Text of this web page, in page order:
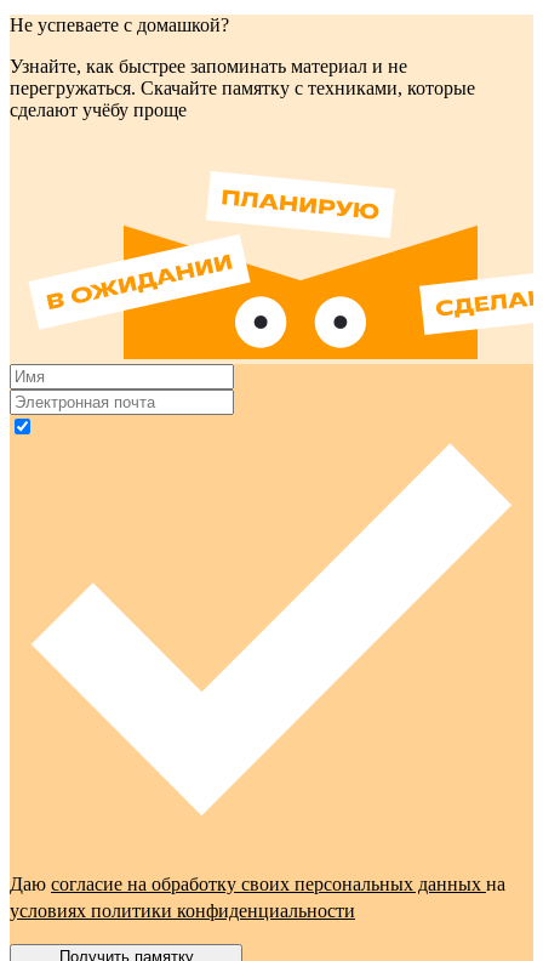
Не успеваете с домашкой?
Узнайте, как быстрее запоминать материал и не
перегружаться. Скачайте памятку с техниками, которые
сделают учёбу проще
Даю согласие на обработку своих персональных данных на
условиях политики конфиденциальности
Получить памятку